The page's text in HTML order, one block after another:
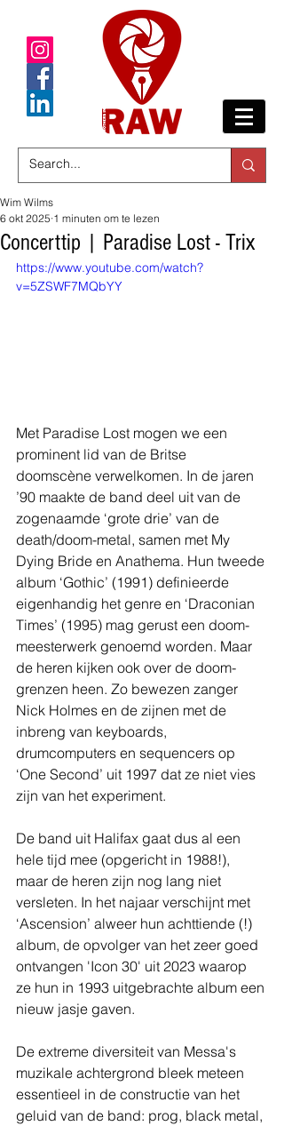
Concerttip | Paradise Lost - Trix
Wim Wilms
6 okt 2025 1 minuten om te lezen
https://www.youtube.com/watch?
v=5ZSWF7MQbYY
Met Paradise Lost mogen we een
prominent lid van de Britse
doomscène verwelkomen. In de jaren
’90 maakte de band deel uit van de
zogenaamde ‘grote drie’ van de
death/doom-metal, samen met My
Dying Bride en Anathema. Hun tweede
album ‘Gothic’ (1991) definieerde
eigenhandig het genre en ‘Draconian
Times’ (1995) mag gerust een doom-
meesterwerk genoemd worden. Maar
de heren kijken ook over de doom-
grenzen heen. Zo bewezen zanger
Nick Holmes en de zijnen met de
inbreng van keyboards,
drumcomputers en sequencers op
‘One Second’ uit 1997 dat ze niet vies
zijn van het experiment.
De band uit Halifax gaat dus al een
hele tijd mee (opgericht in 1988!),
maar de heren zijn nog lang niet
versleten. In het najaar verschijnt met
‘Ascension’ alweer hun achttiende (!)
album, de opvolger van het zeer goed
ontvangen 'Icon 30' uit 2023 waarop
ze hun in 1993 uitgebrachte album een
nieuw jasje gaven.
De extreme diversiteit van Messa's
muzikale achtergrond bleek meteen
essentieel in de constructie van het
geluid van de band: prog, black metal,